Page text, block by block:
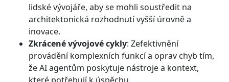
lidské vývojáře, aby se mohli soustředit na
architektonická rozhodnutí vyšší úrovně a
inovace.
Zkrácené vývojové cykly: Zefektivnění
provádění komplexních funkcí a oprav chyb tím,
že AI agentům poskytuje nástroje a kontext,
které potřebují k úspěchu.